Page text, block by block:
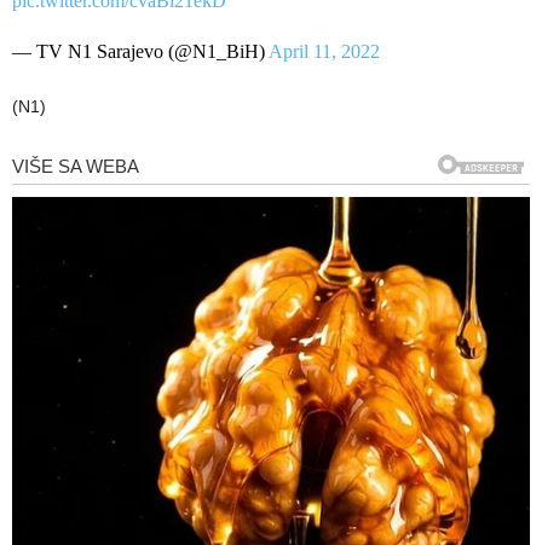
— TV N1 Sarajevo (@N1_BiH) April 11, 2022
(N1)